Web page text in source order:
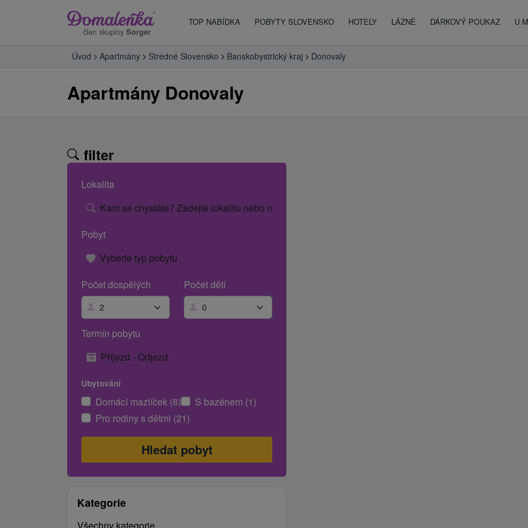
člen skupiny Sorger
TOP NABÍDKA POBYTY SLOVENSKO HOTELY LÁZNĚ DÁRKOVÝ POUKAZ U
Úvod Apartmány Stredné Slovensko Banskobystrický kraj Donovaly
Apartmány Donovaly
filter
Lokalita
Kam se chystáte? Zadejte lokalitu nebo název hotelu.
Pobyt
Vyberte typ pobytu
Počet dospělých
Počet dětí
Termín pobytu
Příjezd - Odjezd
Ubytování
Domácí mazlíček (8)
S bazénem (1)
Pro rodiny s dětmi (21)
Kategorie